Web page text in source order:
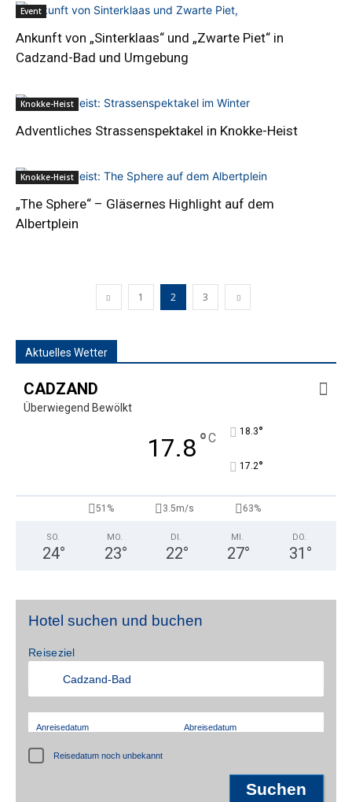
Event
Ankunft von „Sinterklaas“ und „Zwarte Piet“ in
Cadzand-Bad und Umgebung
Knokke-Heist
Adventliches Strassenspektakel in Knokke-Heist
Knokke-Heist
„The Sphere“ – Gläsernes Highlight auf dem
Albertplein
1 2 3
Aktuelles Wetter
CADZAND
Überwiegend Bewölkt
17.8°C 18.3°
17.2°
51% 3.5m/s 63%
SO.
24°
MO.
23°
DI.
22°
MI.
27°
DO.
31 °
Hotel suchen und buchen
Reiseziel
Anreisedatum Abreisedatum
Reisedatum noch unbekannt